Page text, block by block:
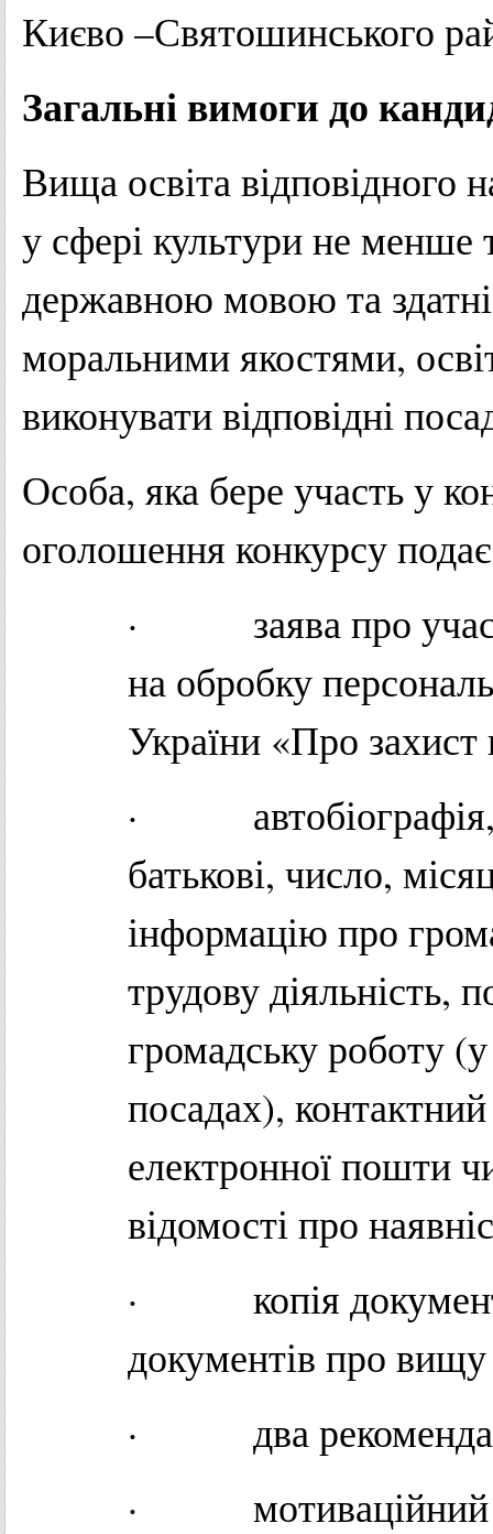
Києво –Святошинського
Загальні вимоги до
Вища освіта відповідного
у сфері культури не менше
державною мовою та
моральними якостями,
виконувати відповідні
Особа, яка бере участь у
оголошення конкурсу
· заява про
на обробку
України «Про
· автобіографія,
батькові, число,
інформацію про
трудову діяльність,
громадську роботу
посадах),
електронної пошти
відомості про
· копія
документів про вищу
· два
· мотиваційний